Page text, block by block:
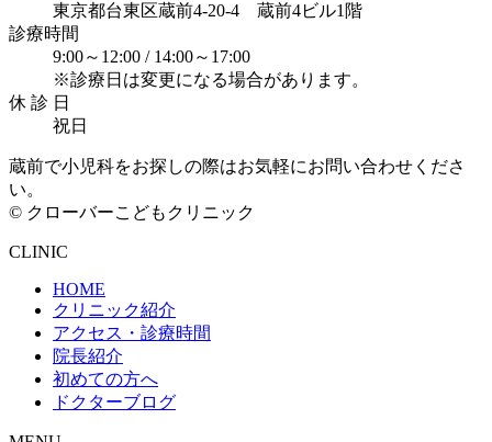
東京都台東区蔵前4-20-4 蔵前4ビル1階
診療時間
9:00～12:00 / 14:00～17:00
※診療日は変更になる場合があります。
休 診 日
祝日
蔵前で小児科をお探しの際はお気軽にお問い合わせくださ
い。
© クローバーこどもクリニック
CLINIC
HOME
クリニック紹介
アクセス・診療時間
院長紹介
初めての方へ
ドクターブログ